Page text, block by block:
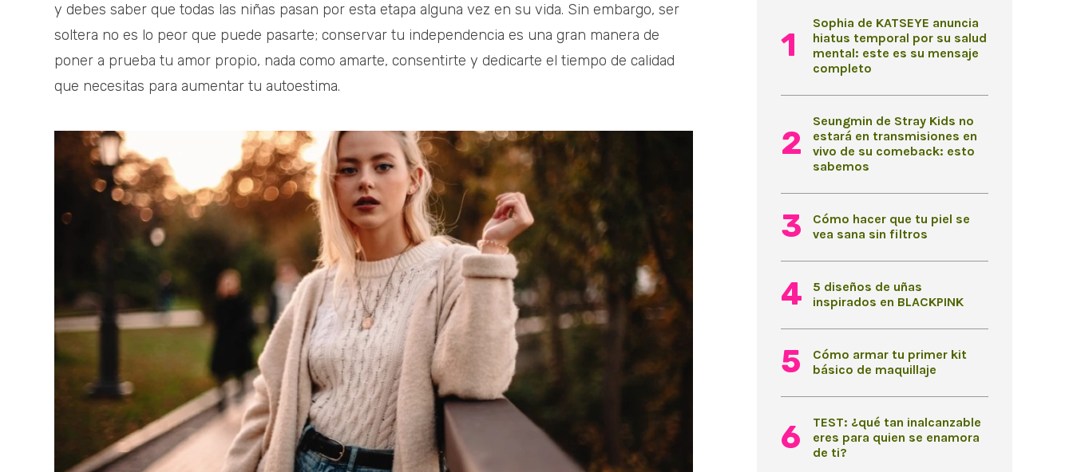
y debes saber que todas las niñas pasan por esta etapa alguna vez en su vida. Sin embargo, ser
soltera no es lo peor que puede pasarte; conservar tu independencia es una gran manera de
poner a prueba tu amor propio, nada como amarte, consentirte y dedicarte el tiempo de calidad
que necesitas para aumentar tu autoestima.
Sophia de KATSEYE anuncia
hiatus temporal por su salud
mental: este es su mensaje
completo
Seungmin de Stray Kids no
estará en transmisiones en
vivo de su comeback: esto
sabemos
Cómo hacer que tu piel se
vea sana sin filtros
5 diseños de uñas
inspirados en BLACKPINK
Cómo armar tu primer kit
básico de maquillaje
TEST: ¿qué tan inalcanzable
eres para quien se enamora
de ti?